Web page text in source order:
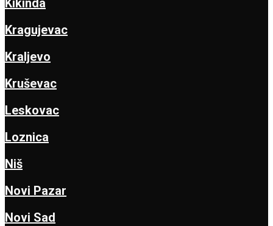
Kikinda
Kragujevac
Kraljevo
Kruševac
Leskovac
Loznica
Niš
Novi Pazar
Novi Sad